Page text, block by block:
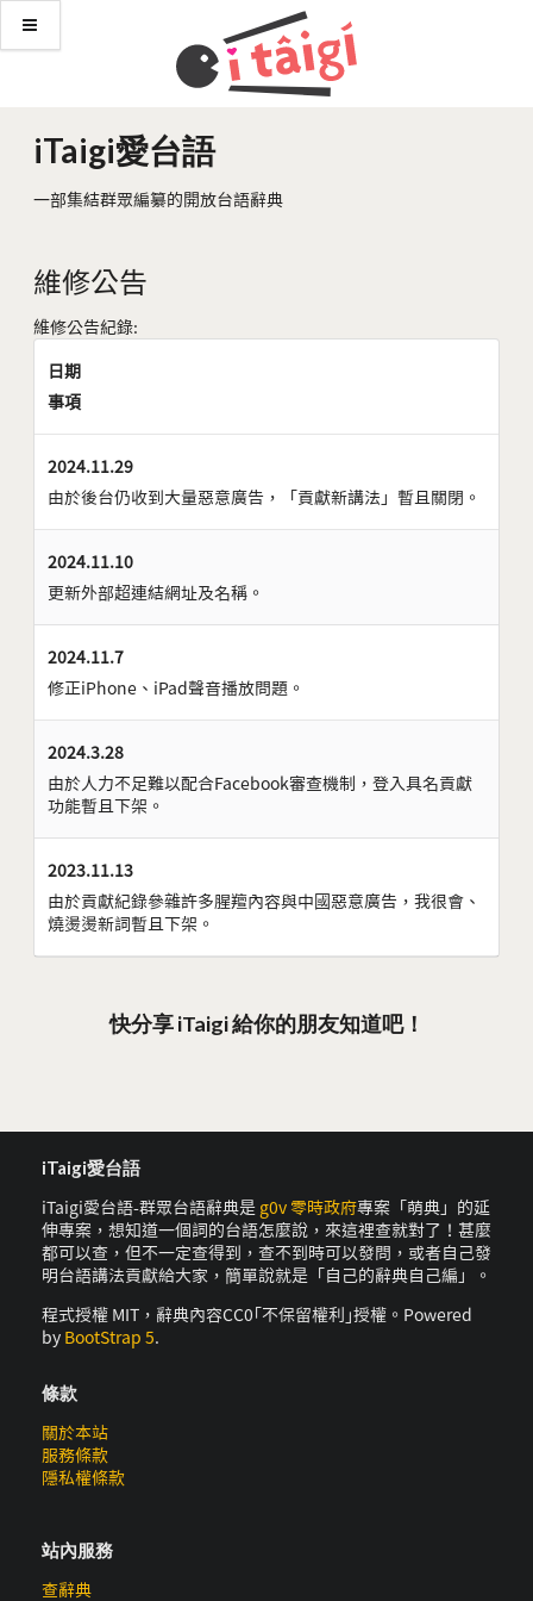
iTaigi愛台語
一部集結群眾編纂的開放台語辭典
維修公告
維修公告紀錄:
日期
事項
2024.11.29
由於後台仍收到大量惡意廣告，「貢獻新講法」暫且關閉。
2024.11.10
更新外部超連結網址及名稱。
2024.11.7
修正iPhone、iPad聲音播放問題。
2024.3.28
由於人力不足難以配合Facebook審查機制，登入具名貢獻
功能暫且下架。
2023.11.13
由於貢獻紀錄參雜許多腥羶內容與中國惡意廣告，我很會、
燒燙燙新詞暫且下架。
快分享 iTaigi 給你的朋友知道吧！
iTaigi愛台語
iTaigi愛台語-群眾台語辭典是 g0v 零時政府專案「萌典」的延
伸專案，想知道一個詞的台語怎麼說，來這裡查就對了！甚麼
都可以查，但不一定查得到，查不到時可以發問，或者自己發
明台語講法貢獻給大家，簡單說就是「自己的辭典自己編」。
程式授權 MIT，辭典內容CC0｢不保留權利｣授權。Powered
by BootStrap 5.
條款
關於本站
服務條款
隱私權條款
站內服務
查辭典